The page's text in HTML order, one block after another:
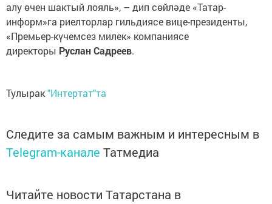
алу өчен шактый лояль», – дип сөйләде «Татар-
информ»га риелторлар гильдиясе вице-президенты,
«Премьер-күчемсез милек» компаниясе
директоры Руслан Садреев.
Тулырак"Интертат"та
Следите за самым важным и интересным в
Telegram-канале Татмедиа
Читайте новости Татарстана в